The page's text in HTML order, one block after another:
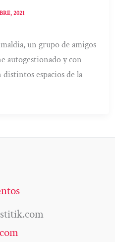
2021
un grupo de amigos
autogestionado y con
espacios de la